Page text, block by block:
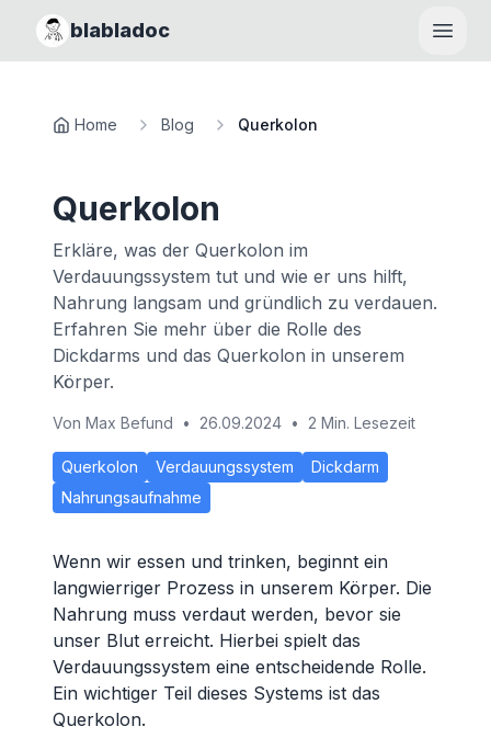
blabladoc
Home Blog Querkolon
Querkolon
Erkläre, was der Querkolon im
Verdauungssystem tut und wie er uns hilft,
Nahrung langsam und gründlich zu verdauen.
Erfahren Sie mehr über die Rolle des
Dickdarms und das Querkolon in unserem
Körper.
Von Max Befund • 26.09.2024 • 2 Min. Lesezeit
Querkolon Verdauungssystem
Dickdarm
Nahrungsaufnahme
Wenn wir essen und trinken, beginnt ein
langwierriger Prozess in unserem Körper. Die
Nahrung muss verdaut werden, bevor sie
unser Blut erreicht. Hierbei spielt das
Verdauungssystem eine entscheidende Rolle.
Ein wichtiger Teil dieses Systems ist das
Querkolon.